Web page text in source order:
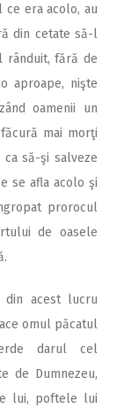
ce era acolo, au
din cetate să-l
rânduit, fără de
aproape, nişte
oamenii un
mai morţi
să-şi salveze
se afla acolo şi
prorocul
de oasele
din acest lucru
omul păcatul
darul cel
de Dumnezeu,
lui, poftele lui